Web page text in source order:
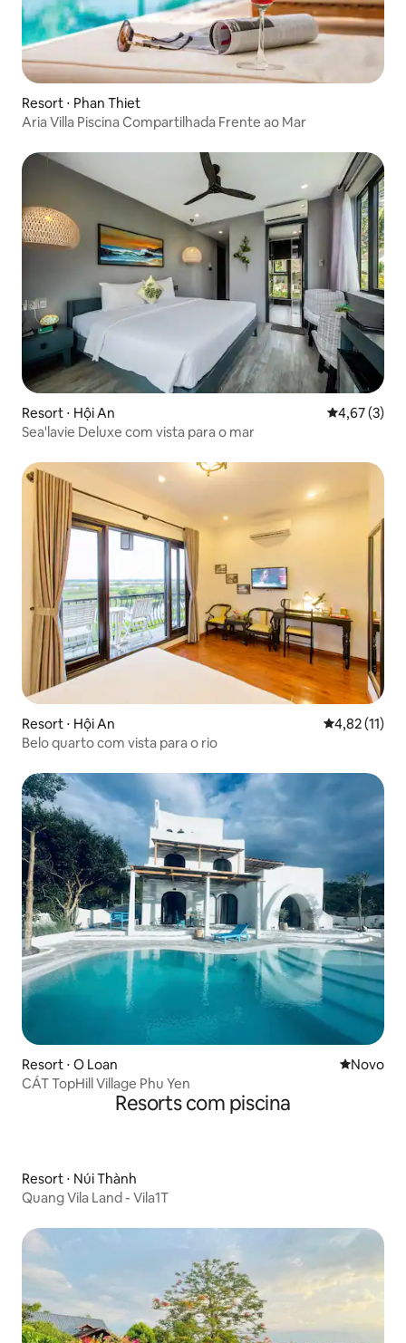
Resort ⋅ Phan Thiet
Aria Villa Piscina Compartilhada Frente ao Mar
Resort ⋅ Hội An 4,67 de
4,67 (3)
Sea'lavie Deluxe com vista para o mar
Resort ⋅ Hội An 4,82 de uma
4,82 (11)
Belo quarto com vista para o rio
Resort ⋅ O Loan Novo
Novo
CÁT TopHill Village Phu Yen
Resorts com piscina
Resort ⋅ Núi Thành
Quang Vila Land - Vila1T